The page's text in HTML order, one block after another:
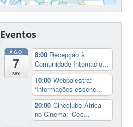
Eventos
AGO
7
sex
8:00 Recepção à
Comunidade Internacio...
10:00Webpalestra:
‘Informações essenc...
20:00Cineclube África
no Cinema: ‘Coc...